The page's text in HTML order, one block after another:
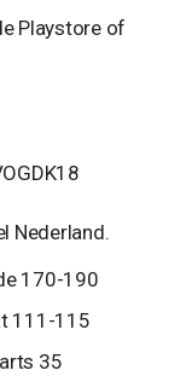
Playstore of
Nederland.
170-190
111-115
35